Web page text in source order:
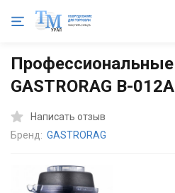
Главная Оборудование для
GASTRORAG B-
Написать отзыв
Бренд: GASTRORAG